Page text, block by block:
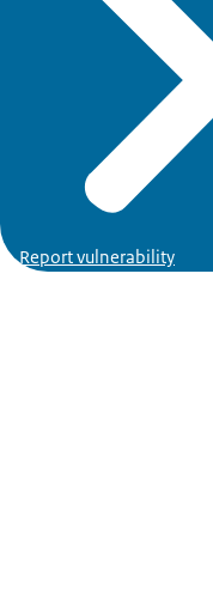
Report vulnerability